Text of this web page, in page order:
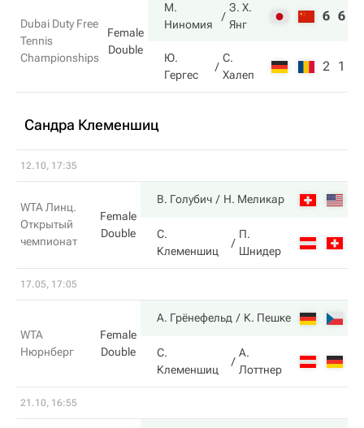
Dubai Duty Free
Tennis
Championships
Female
Double
М.
Ниномия
З. Х.
Янг
6 6
Ю.
Гергес
С.
Халеп
2 1
Сандра Клеменшиц
12.10, 17:35
WTA Линц.
Открытый
чемпионат
Female
Double
В. Голубич Н. Меликар
С.
Клеменшиц
П.
Шнидер
17.05, 17:05
WTA
Нюрнберг
Female
Double
А. Грёнефельд К. Пешке
С.
Клеменшиц
А.
Лоттнер
21.10, 16:55